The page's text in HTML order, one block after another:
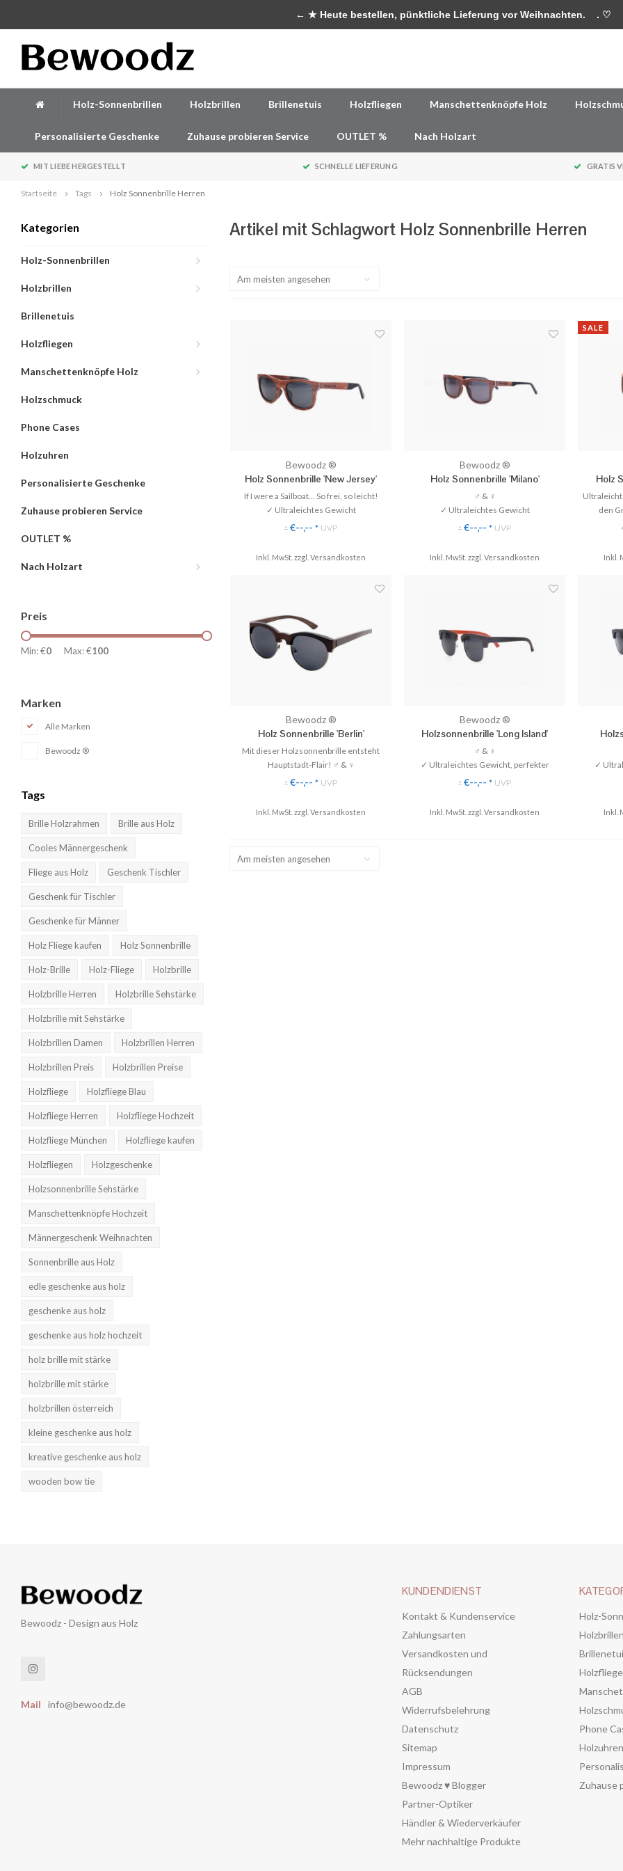
Holz-Sonnenbrillen Holzbrillen Brillenetuis Holzfliegen Manschettenknöpfe Holz
Personalisierte Geschenke Zuhause probieren Service OUTLET % Nach Holzart
MIT LIEBE HERGESTELLT SCHNELLE LIEFERUNG GRATIS
Startseite Tags Holz Sonnenbrille Herren
Kategorien
Holz-Sonnenbrillen
Holzbrillen
Brillenetuis
Holzfliegen
Manschettenknöpfe Holz
Holzschmuck
Phone Cases
Holzuhren
Personalisierte Geschenke
Zuhause probieren Service
OUTLET %
Nach Holzart
Preis
Min: €0 Max: €100
Marken
Alle Marken
Bewoodz ®
Tags
Brille Holzrahmen Brille aus Holz
Cooles Männergeschenk
Fliege aus Holz Geschenk Tischler
Geschenk für Tischler
Geschenke für Männer
Holz Fliege kaufen Holz Sonnenbrille
Holz-Brille Holz-Fliege Holzbrille
Holzbrille Herren Holzbrille Sehstärke
Holzbrille mit Sehstärke
Holzbrillen Damen Holzbrillen Herren
Holzbrillen Preis Holzbrillen Preise
Holzfliege Holzfliege Blau
Holzfliege Herren Holzfliege Hochzeit
Holzfliege München Holzfliege kaufen
Holzfliegen Holzgeschenke
Holzsonnenbrille Sehstärke
Manschettenknöpfe Hochzeit
Männergeschenk Weihnachten
Sonnenbrille aus Holz
edle geschenke aus holz
geschenke aus holz
geschenke aus holz hochzeit
holz brille mit stärke
holzbrille mit stärke
holzbrillen österreich
kleine geschenke aus holz
kreative geschenke aus holz
wooden bow tie
Artikel mit Schlagwort Holz Sonnenbrille Herren
Am meisten angesehen
Bewoodz ®
Holz Sonnenbrille 'New Jersey'
If I were a Sailboat... So frei, so leicht!
✓ Ultraleichtes Gewicht
✓ 100% UV-Schutz
* €--,-- * UVP
Inkl. MwSt. zzgl. Versandkosten
Bewoodz ®
Holz Sonnenbrille 'Milano'
♂ & ♀
✓ Ultraleichtes Gewicht
✓ 100% UV-Schutz
* €--,-- * UVP
Inkl. MwSt. zzgl. Versandkosten
SALE
Holz
den
Inkl.
Bewoodz ®
Holz Sonnenbrille 'Berlin'
Mit dieser Holzsonnenbrille entsteht
Hauptstadt-Flair! ♂ & ♀
✓ Ultraleichtes Gewicht
* €--,-- * UVP
Inkl. MwSt. zzgl. Versandkosten
Bewoodz ®
Holzsonnenbrille 'Long Island'
♂ & ♀
✓ Ultraleichtes Gewicht, perfekter
Tragekomfort
* €--,-- * UVP
Inkl. MwSt. zzgl. Versandkosten
✓
Inkl.
Am meisten angesehen
Bewoodz - Design aus Holz
Mail info@bewoodz.de
KUNDENDIENST
Kontakt & Kundenservice
Zahlungsarten
Versandkosten und
Rücksendungen
AGB
Widerrufsbelehrung
Datenschutz
Sitemap
Impressum
Bewoodz ♥ Blogger
Partner-Optiker
Händler & Wiederverkäufer
Mehr nachhaltige Produkte
Holz-
Holzbrillen
Phone
Holzuhren
Zuhause
← ★ Heute bestellen, pünktliche Lieferung vor Weihnachten. . ♡